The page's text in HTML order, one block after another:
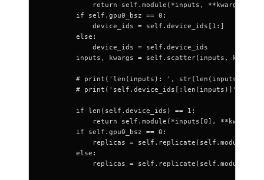
            return self.module(*inputs, **kwargs)
        if self.gpu0_bsz == 0:
            device_ids = self.device_ids[1:]
        else:
            device_ids = self.device_ids
inputs, kwargs = self.scatter(inputs, kwargs,
        # print('len(inputs): ', str(len(inputs)))
# print('self.device_ids[:len(inputs)]',
        if len(self.device_ids) == 1:
return self.module(*inputs[0],
        if self.gpu0_bsz == 0:
replicas = self.replicate(self.module,
        else:
replicas = self.replicate(self.module,